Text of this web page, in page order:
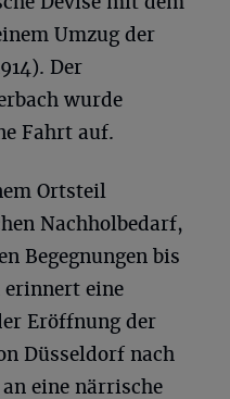
Umzug der
Der
wurde
Fahrt auf.
Ortsteil
Nachholbedarf,
Begegnungen bis
eine
Eröffnung der
Düsseldorf nach
eine närrische